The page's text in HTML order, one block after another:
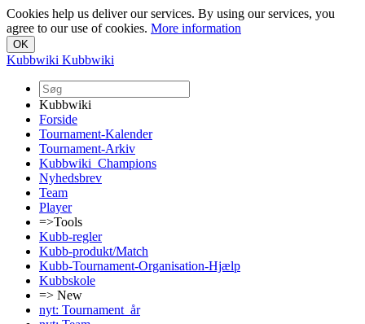
Cookies help us deliver our services. By using our services, you
agree to our use of cookies. More information
Kubbwiki Kubbwiki
Kubbwiki
Forside
Tournament-Kalender
Tournament-Arkiv
Kubbwiki_Champions
Nyhedsbrev
Team
Player
=>Tools
Kubb-regler
Kubb-produkt/Match
Kubb-Tournament-Organisation-Hjælp
Kubbskole
=> New
nyt: Tournament_år